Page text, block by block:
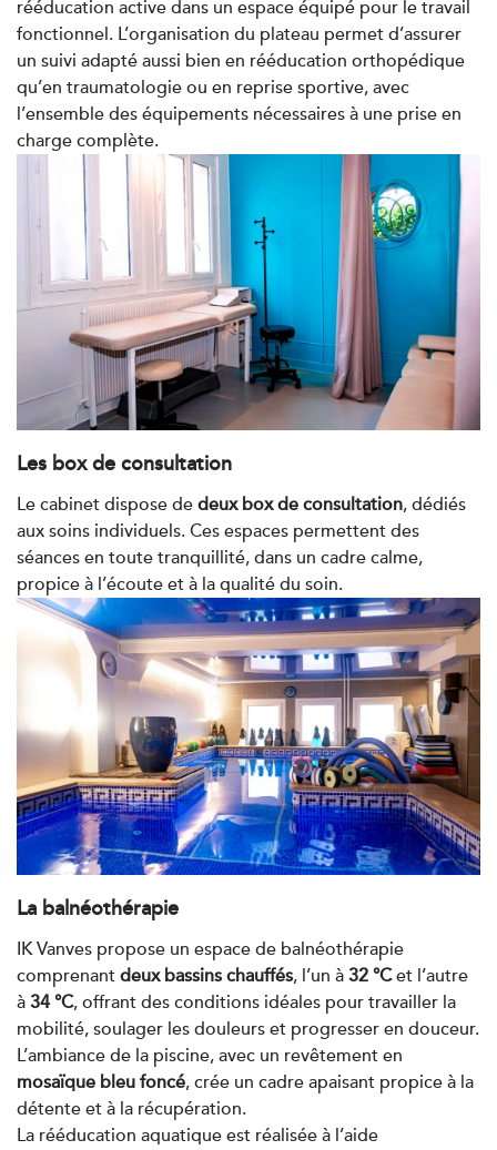
rééducation active dans un espace équipé pour le travail
fonctionnel. L’organisation du plateau permet d’assurer
un suivi adapté aussi bien en rééducation orthopédique
qu’en traumatologie ou en reprise sportive, avec
l’ensemble des équipements nécessaires à une prise en
charge complète.
Les box de consultation
Le cabinet dispose de deux box de consultation, dédiés
aux soins individuels. Ces espaces permettent des
séances en toute tranquillité, dans un cadre calme,
propice à l’écoute et à la qualité du soin.
La balnéothérapie
IK Vanves propose un espace de balnéothérapie
comprenant deux bassins chauffés, l’un à 32 °Cet l’autre
à 34 °C, offrant des conditions idéales pour travailler la
mobilité, soulager les douleurs et progresser en douceur.
L’ambiance de la piscine, avec un revêtement en
mosaïque bleu foncé, crée un cadre apaisant propice à la
détente et à la récupération.
La rééducation aquatique est réalisée à l’aide
1 Rue Cassette 75006 Paris
1 Rue Cassette 75006 Paris
01 42 84 06 95
PRENDRE RDV
PRENDRE RDV
IK Boulogne – 92
3 Av. André Morizet 92100 Boulogne-
Billancourt
3 Av. André Morizet 92100 Boulogne-
Billancourt
01 48 25 34 79
PRENDRE RDV
Kinésithérapie
IK Châtenay-Malabry – 92
380 Av. de la Division Leclerc 92290
Châtenay-Malabry
380 Av. de la Division Leclerc 92290
Châtenay-Malabry
01 43 50 05 24
PRENDRE RDV
PRENDRE RDV
Kinésithérapie Balnéothérapie
IK Paris 17 – Villiers
68 Av. de Villiers 75017 Paris
68 Av. de Villiers 75017 Paris
01 44 90 90 40
PRENDRE RDV
PRENDRE RDV
Kinésithérapie